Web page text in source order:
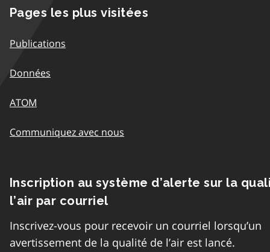
Pages les plus visitées
Publications
Données
ATOM
Communiquez avec nous
Inscription au système d’alerte sur la
l’air par courriel
Inscrivez-vous pour recevoir un courriel lorsqu’un
avertissement de la qualité de l’air est lancé.